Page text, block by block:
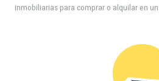
inmobiliarias para comprar o alquilar en un